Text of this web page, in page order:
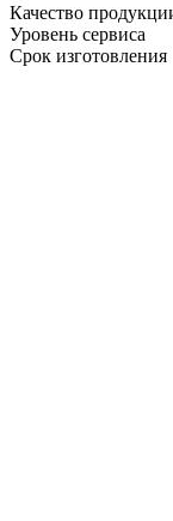
Качество
Уровень сервиса
Срок изготовления